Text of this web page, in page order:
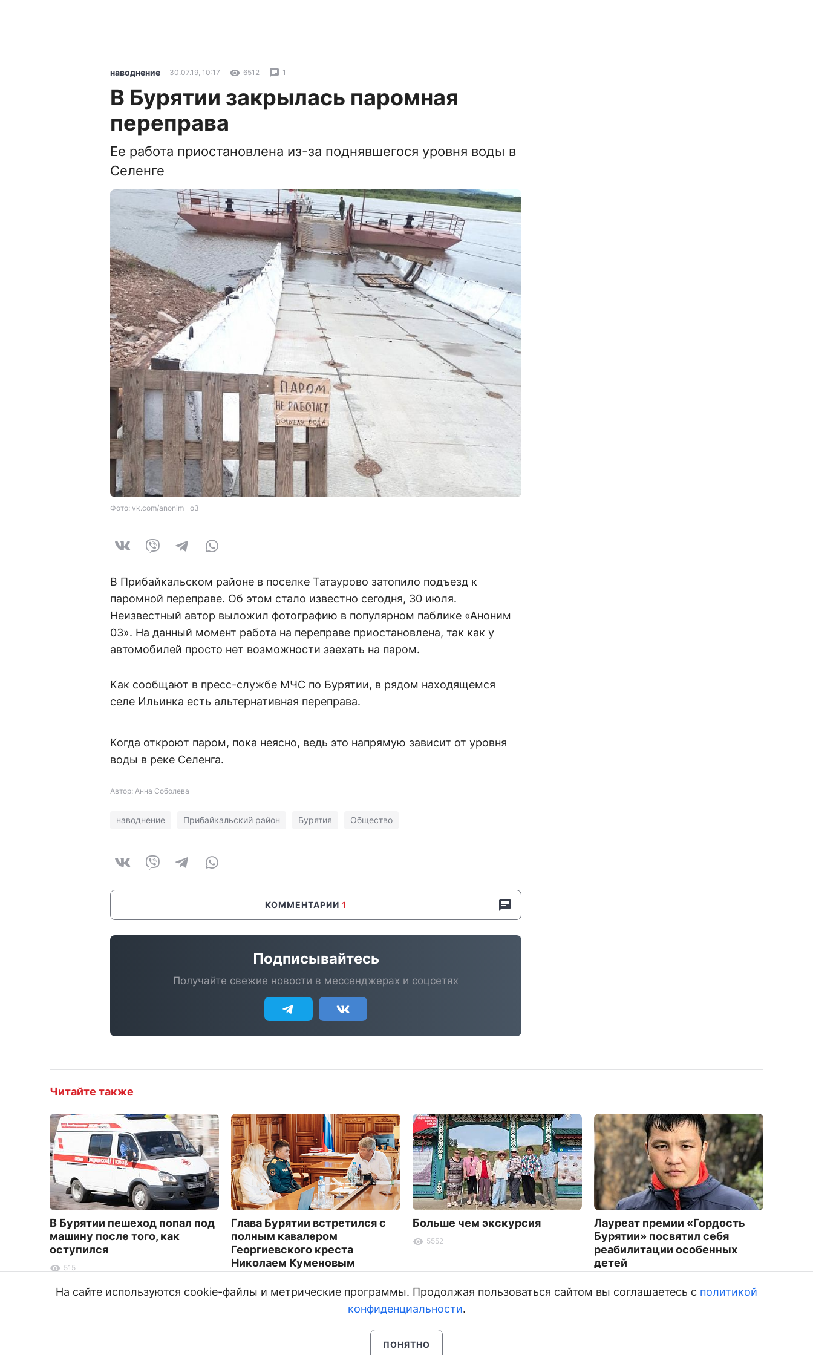
наводнение 30.07.19, 10:17 6512 1
В Бурятии закрылась паромная
переправа
Ее работа приостановлена из-за поднявшегося уровня воды в
Селенге
Фото: vk.com/anonim__o3
В Прибайкальском районе в поселке Татаурово затопило подъезд к
паромной переправе. Об этом стало известно сегодня, 30 июля.
Неизвестный автор выложил фотографию в популярном паблике «Аноним
03». На данный момент работа на переправе приостановлена, так как у
автомобилей просто нет возможности заехать на паром.
Как сообщают в пресс-службе МЧС по Бурятии, в рядом находящемся
селе Ильинка есть альтернативная переправа.
Когда откроют паром, пока неясно, ведь это напрямую зависит от уровня
воды в реке Селенга.
Автор: Анна Соболева
наводнение Прибайкальский район Бурятия Общество
КОММЕНТАРИИ 1
Подписывайтесь
Получайте свежие новости в мессенджерах и соцсетях
Читайте также
В Бурятии пешеход попал под
машину после того, как
оступился
515
Глава Бурятии встретился с
полным кавалером
Георгиевского креста
Николаем Куменовым
Больше чем экскурсия
5552
Лауреат премии «Гордость
Бурятии» посвятил себя
реабилитации особенных
детей
На сайте используются cookie-файлы и метрические программы. Продолжая пользоваться сайтом вы соглашаетесь с политикой
конфиденциальности.
ПОНЯТНО